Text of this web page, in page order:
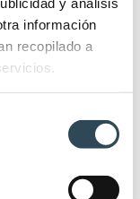
información
recopilado a
(6)
(48)
(85)